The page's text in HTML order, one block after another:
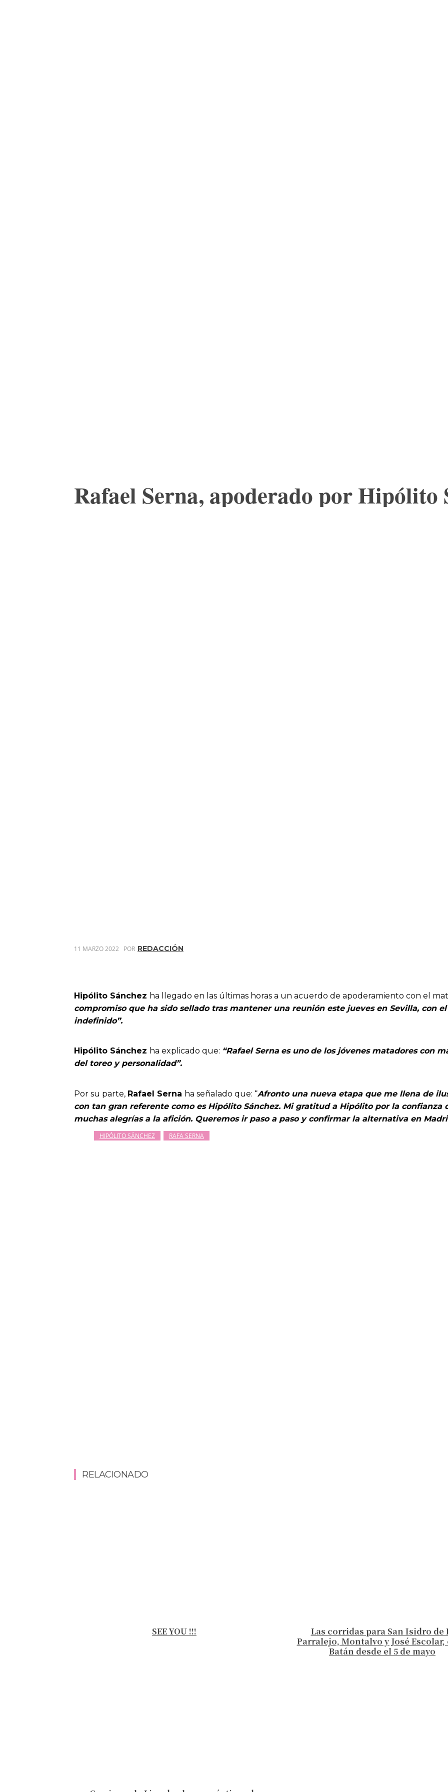
Rafael Serna, apoderado por Hipólito
11 MARZO 2022 POR REDACCIÓN
Hipólito Sánchez ha llegado en las últimas horas a un acuerdo de apoderamiento con el
compromiso que ha sido sellado tras mantener una reunión este jueves en Sevilla, con
indefinido”.
Hipólito Sánchez ha explicado que: “Rafael Serna es uno de los jóvenes matadores con
del toreo y personalidad”.
Por su parte, Rafael Serna ha señalado que: “Afronto una nueva etapa que me llena de
con tan gran referente como es Hipólito Sánchez. Mi gratitud a Hipólito por la confianza
muchas alegrías a la afición. Queremos ir paso a paso y confirmar la alternativa en
HIPÓLITO SÁNCHEZ RAFA SERNA
RELACIONADO
SEE YOU !!!
Las corridas para San Isidro de
Parralejo, Montalvo y José Escolar,
Batán desde el 5 de mayo